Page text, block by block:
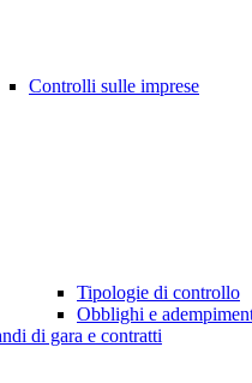
Controlli sulle imprese
Tipologie di controllo
Obblighi e
di gara e contratti